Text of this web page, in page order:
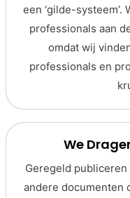
een ‘gilde-
professionals aan
omdat wij
professionals en
We
Geregeld
andere documenten